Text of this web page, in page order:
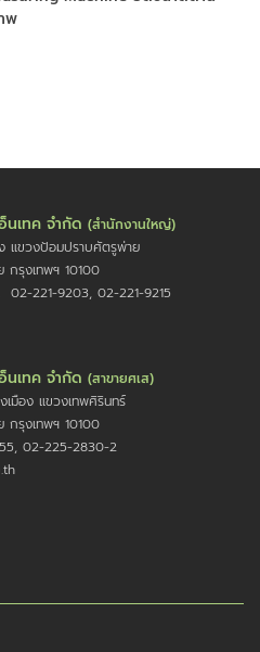
พ
นเทค จำกัด (สำนักงานใหญ่)
แขวงป้อมปราบศัตรูพ่าย
กรุงเทพฯ 10100
221-9203, 02-221-9215
นเทค จำกัด (สาขายศเส)
มือง แขวงเทพศิรินทร์
กรุงเทพฯ 10100
02-225-2830-2